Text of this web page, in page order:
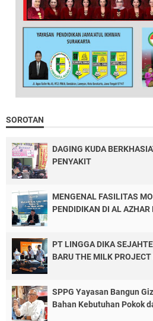
SOROTAN
DAGING KUDA
PENYAKIT
MENGENAL FASILITAS
PENDIDIKAN DI AL
PT LINGGA DIKA
BARU THE MILK PROJECT
SPPG Yayasan Bangun
Bahan Kebutuhan Pokok